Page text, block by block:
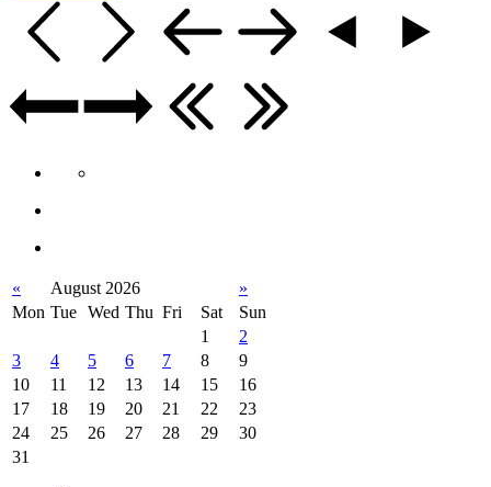
« August 2026
»
Mon Tue Wed Thu Fri Sat
Sun
1
2
3
4 5 6 7 8
9
10
11 12 13 14 15
16
17
18 19 20 21 22
23
24
25 26 27 28 29
30
31